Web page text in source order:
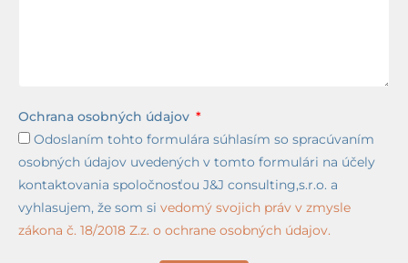
Ochrana osobných údajov
Odoslaním tohto formulára súhlasím so spracúvaním
osobných údajov uvedených v tomto formulári na účely
kontaktovania spoločnosťou J&J consulting,s.r.o. a
vyhlasujem, že som si vedomý svojich práv v zmysle
zákona č. 18/2018 Z.z. o ochrane osobných údajov.